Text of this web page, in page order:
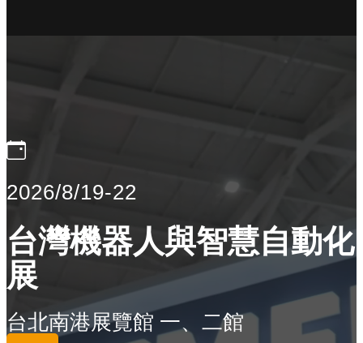
2026/8/19-22
台灣機器人與智慧自動化
展
台北南港展覽館 一、二館